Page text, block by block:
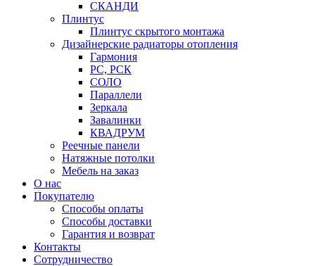
СКАНДИ
Плинтус
Плинтус скрытого монтажа
Дизайнерские радиаторы отопления
Гармония
РС, РСК
СОЛО
Параллели
Зеркала
Завалинки
КВАДРУМ
Реечные панели
Натяжные потолки
Мебель на заказ
О нас
Покупателю
Способы оплаты
Способы доставки
Гарантия и возврат
Контакты
Сотрудничество